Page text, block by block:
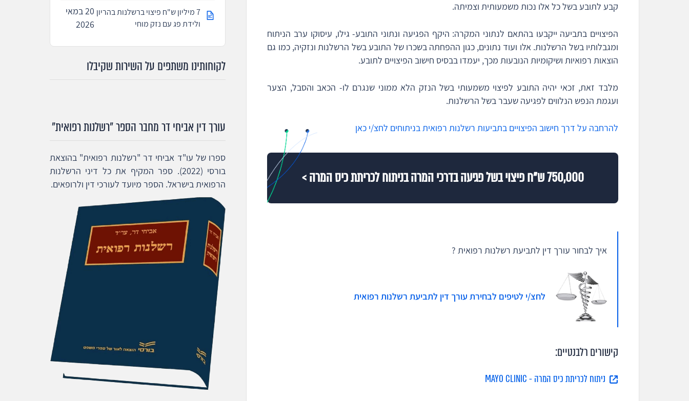
קבע לתובע בשל כל אלו נכות משמעותית וצמיתה.
הפיצויים בתביעה ייקבעו בהתאם לנתוני המקרה: היקף הפגיעה ונתוני התובע- גילו, עיסוקו ערב הניתוח
ומגבלותיו בשל הרשלנות. אלו ועוד נתונים, כגון ההפחתה בשכרו של התובע בשל הרשלנות ונזקיה, כמו גם
הוצאות רפואיות ושיקומיות הנובעות מכך, יעמדו בבסיס חישוב הפיצויים לתובע.
מלבד זאת, זכאי יהיה התובע לפיצוי משמעותי בשל הנזק הלא ממוני שנגרם לו- הכאב והסבל, הצער
ועגמת הנפש הנלווים לפגיעה שעבר בשל הרשלנות.
להרחבה על דרך חישוב הפיצויים בתביעות רשלנות רפואית בניתוחים לחצ/י כאן
750,000 ש"ח פיצוי בשל פגיעה בדרכי המרה בניתוח לכריתת כיס המרה >
איך לבחור עורך דין לתביעת רשלנות רפואית ?
לחצ/י לטיפים לבחירת עורך דין לתביעת רשלנות רפואית
קישורים רלבנטיים:
ניתוח לכריתת כיס המרה - MAYO CLINIC
7 מיליון ש"ח פיצוי ברשלנות בהריון
ולידת פג עם נזק מוחי
20 במאי
2026
לקוחותינו משתפים על השירות שקיבלו
עורך דין אביחי דר מחבר הספר "רשלנות רפואית"
ספרו של עו"ד אביחי דר "רשלנות רפואית" בהוצאת
בורסי (2022). ספר המקיף את כל דיני הרשלנות
הרפואית בישראל. הספר מיועד לעורכי דין ולרופאים.